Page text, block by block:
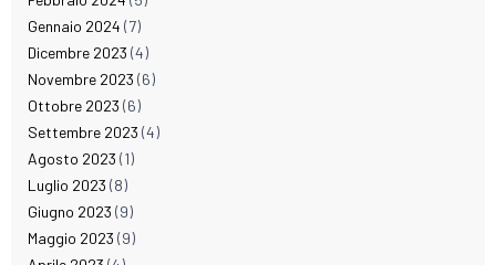
Gennaio 2024 (7)
Dicembre 2023 (4)
Novembre 2023 (6)
Ottobre 2023 (6)
Settembre 2023 (4)
Agosto 2023 (1)
Luglio 2023 (8)
Giugno 2023 (9)
Maggio 2023 (9)